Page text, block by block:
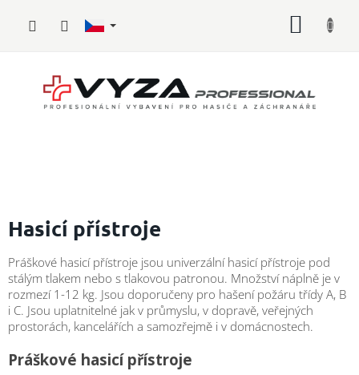
vybavení
Požární
sport
Zdravotnické
vybavení
Oblečení,
obuv
Hasicí přístroje
Práškové hasicí přístroje jsou univerzální hasicí přístroje pod
stálým tlakem nebo s tlakovou patronou. Množství náplně je v
rozmezí 1-12 kg. Jsou doporučeny pro hašení požáru třídy A, B
i C. Jsou uplatnitelné jak v průmyslu, v dopravě, veřejných
prostorách, kancelářích a samozřejmě i v domácnostech.
Práškové hasicí přístroje